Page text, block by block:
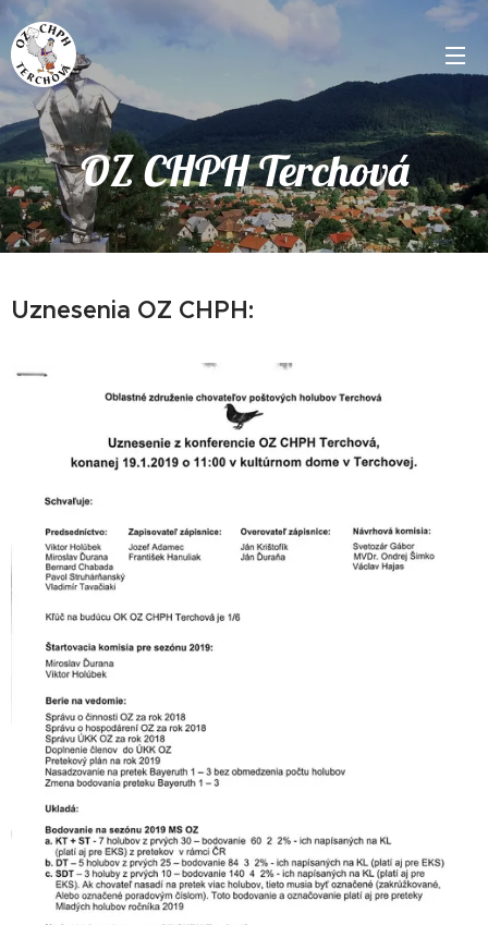
OZ CHPH Terchová
Uznesenia OZ CHPH: